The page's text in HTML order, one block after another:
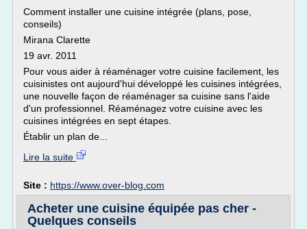
Comment installer une cuisine intégrée (plans, pose,
conseils)
Mirana Clarette
19 avr. 2011
Pour vous aider à réaménager votre cuisine facilement, les
cuisinistes ont aujourd'hui développé les cuisines intégrées,
une nouvelle façon de réaménager sa cuisine sans l'aide
d'un professionnel. Réaménagez votre cuisine avec les
cuisines intégrées en sept étapes.
Établir un plan de...
Lire la suite
Site : https://www.over-blog.com
Acheter une cuisine équipée pas cher -
Quelques conseils